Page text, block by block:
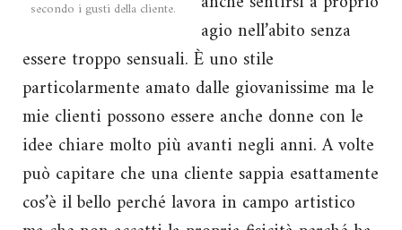
secondo i gusti della cliente.
agio nell’abito senza
essere troppo sensuali. È uno stile
particolarmente amato dalle giovanissime ma le
mie clienti possono essere anche donne con le
idee chiare molto più avanti negli anni. A volte
può capitare che una cliente sappia esattamente
cos’è il bello perché lavora in campo artistico